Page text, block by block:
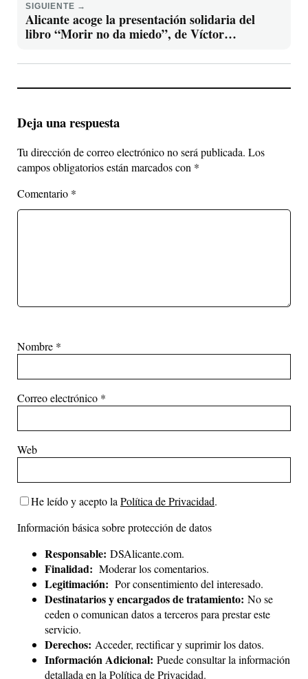
SIGUIENTE →
Alicante acoge la presentación solidaria del
libro “Morir no da miedo”, de Víctor
Deja una respuesta
Tu dirección de correo electrónico no será publicada. Los
campos obligatorios están marcados con *
Comentario *
Nombre *
Correo electrónico *
Web
He leído y acepto la Política de Privacidad.
Información básica sobre protección de datos
Responsable: DSAlicante.com.
Finalidad: Moderar los comentarios.
Legitimación: Por consentimiento del interesado.
Destinatarios y encargados de tratamiento: No se
ceden o comunican datos a terceros para prestar este
servicio.
Derechos: Acceder, rectificar y suprimir los datos.
Información Adicional: Puede consultar la información
detallada en la Política de Privacidad.